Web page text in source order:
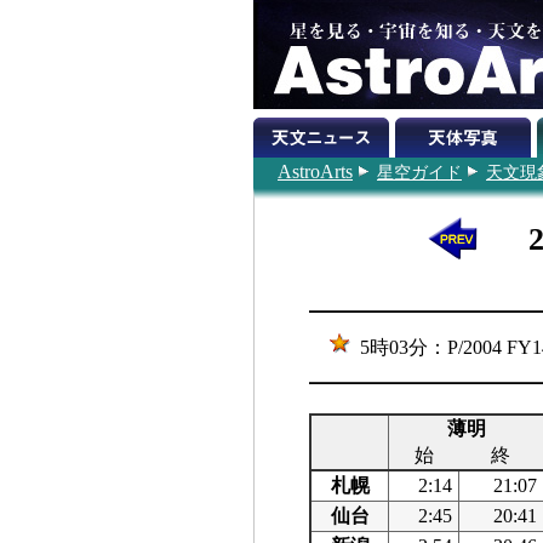
AstroArts 星空ガイド 天文現
5時03分：P/2004
薄明
始
終
札幌
2:14
21:07
仙台
2:45
20:41